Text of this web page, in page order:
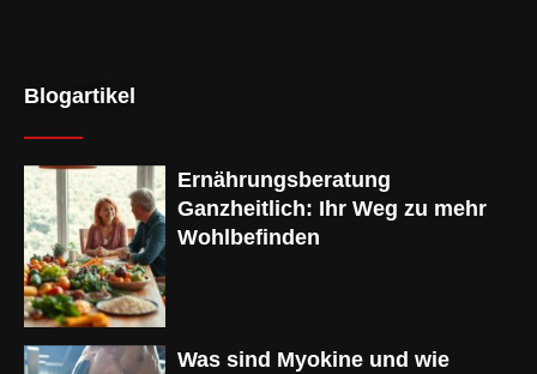
Blogartikel
Ernährungsberatung
Ganzheitlich: Ihr Weg zu mehr
Wohlbefinden
Was sind Myokine und wie